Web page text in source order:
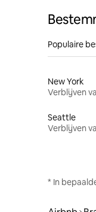
Populaire
New York
Verblijven
Seattle
Verblijven
* In